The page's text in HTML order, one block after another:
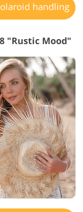
handling
"Rustic Mood"